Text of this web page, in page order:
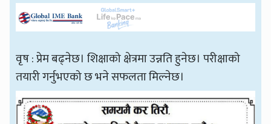
वृष : प्रेम बढ्नेछ। शिक्षाको क्षेत्रमा उन्नति हुनेछ। परीक्षाको
तयारी गर्नुभएको छ भने सफलता मिल्नेछ।